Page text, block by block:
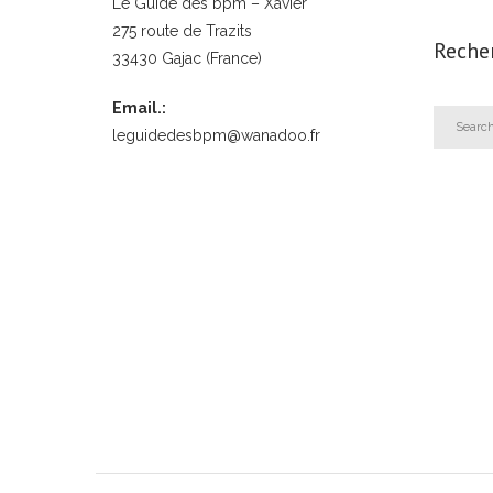
Le Guide des bpm – Xavier
275 route de Trazits
33430 Gajac (France)
Email.:
leguidedesbpm@wanadoo.fr